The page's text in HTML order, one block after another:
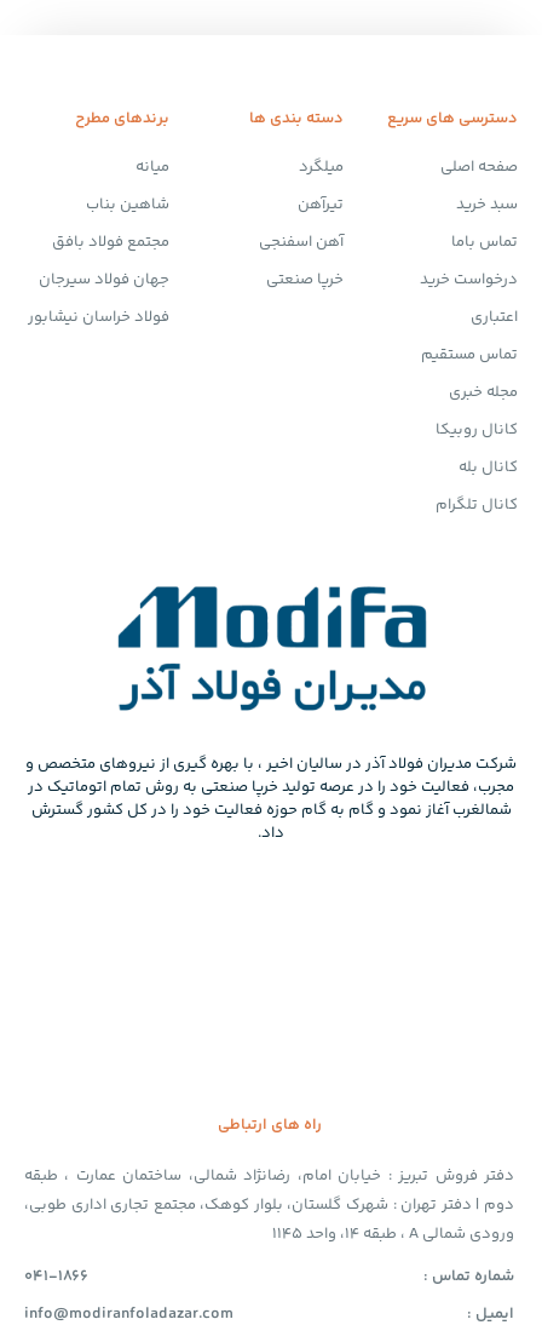
دسترسی های سریع
صفحه اصلی
سبد خرید
تماس باما
درخواست خرید
اعتباری
تماس مستقیم
مجله خبری
کانال روبیکا
کانال بله
کانال تلگرام
دسته بندی ها
میلگرد
تیرآهن
آهن اسفنجی
خرپا صنعتی
برندهای مطرح
میانه
شاهین بناب
مجتمع فولاد بافق
جهان فولاد سیرجان
فولاد خراسان نیشابور
شرکت مدیران فولاد آذر در سالیان اخیر ، با بهره گیری از نیروهای متخصص و
مجرب، فعالیت خود را در عرصه تولید خرپا صنعتی به روش تمام اتوماتیک در
شمالغرب آغاز نمود و گام به گام حوزه فعالیت خود را در کل کشور گسترش
داد.
راه های ارتباطی
دفتر فروش تبریز : خیابان امام، رضانژاد شمالی، ساختمان عمارت ، طبقه
دوم | دفتر تهران : شهرک گلستان، بلوار کوهک، مجتمع تجاری اداری طوبی،
ورودی شمالی A ، طبقه 14، واحد 1145
شماره تماس :
041-1866
ایمیل :
info@modiranfoladazar.com